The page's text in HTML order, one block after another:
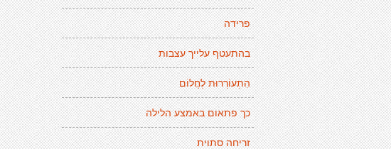
פרידה
בהתעטף עלייך עצבות
הִתְעוֹרְרוּת לְחֲלוֹם
כך פתאום באמצע הלילה
זריחה סתוית